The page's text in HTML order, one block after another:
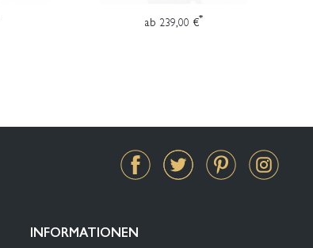
ab 239,00 €*
INFORMATIONEN